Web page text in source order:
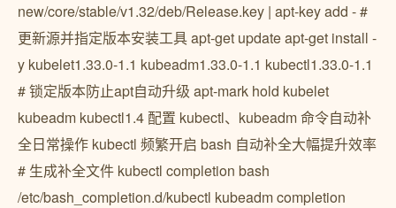
new/core/stable/v1.32/deb/Release.key | apt-key add - #
更新源并指定版本安装工具 apt-get update apt-get install -
y kubelet1.33.0-1.1 kubeadm1.33.0-1.1 kubectl1.33.0-1.1
# 锁定版本防止apt自动升级 apt-mark hold kubelet
kubeadm kubectl1.4 配置 kubectl、kubeadm 命令自动补
全日常操作 kubectl 频繁开启 bash 自动补全大幅提升效率
# 生成补全文件 kubectl completion bash
/etc/bash_completion.d/kubectl kubeadm completion